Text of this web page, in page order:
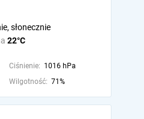
22°C
słonecznie
Ciśnienie: 1016 hPa
Wilgotność: 71%